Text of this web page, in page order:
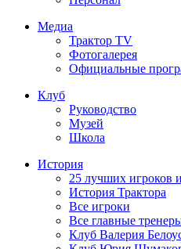
Медиа
Трактор TV
Фотогалерея
Официальные
Клуб
Руководство
Музей
Школа
История
25 лучших игроков
История Трактора
Все игроки
Все главные
Клуб Валерия